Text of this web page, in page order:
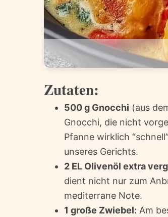
Zutaten:
500 g Gnocchi (aus
Gnocchi, die nicht
Pfanne wirklich
unseres Gerichts.
2 EL Olivenöl extra
dient nicht nur zum
mediterrane Note.
1 große Zwiebel: Am